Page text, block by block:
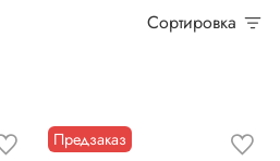
Сортировка
Предзаказ